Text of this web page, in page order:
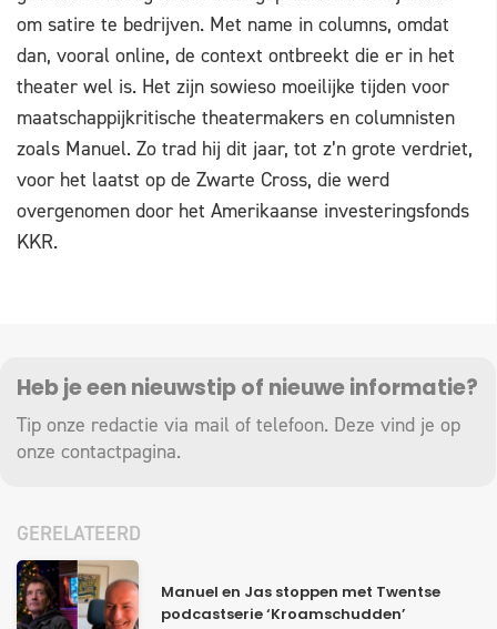
om satire te bedrijven. Met name in columns, omdat
dan, vooral online, de context ontbreekt die er in het
theater wel is. Het zijn sowieso moeilijke tijden voor
maatschappijkritische theatermakers en columnisten
zoals Manuel. Zo trad hij dit jaar, tot z’n grote verdriet,
voor het laatst op de Zwarte Cross, die werd
overgenomen door het Amerikaanse investeringsfonds
KKR.
Heb je een nieuwstip of nieuwe informatie?
Tip onze redactie via mail of telefoon. Deze vind je op
onze contactpagina.
GERELATEERD
Manuel en Jas stoppen met Twentse
podcastserie ‘Kroamschudden’